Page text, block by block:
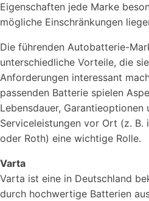
Eigenschaften jede Marke
mögliche Einschränkungen
Die führenden Autobatterie-
unterschiedliche Vorteile, die
Anforderungen interessant
passenden Batterie spielen
Lebensdauer,
Serviceleistungen vor Ort (z. B.
oder Roth) eine wichtige Rolle.
Varta
Varta ist eine in Deutschland
durch hochwertige Batterien